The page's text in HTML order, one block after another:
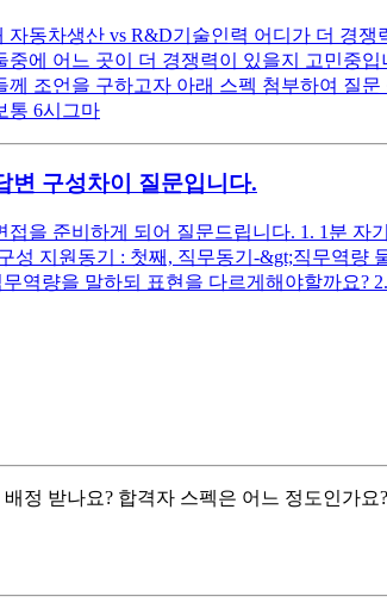
자동차생산 vs R&D기술인력 어디가 더 경
에 어느 곳이 더 경쟁력이 있을지 고민중
조언을 구하고자 아래 스펙 첨부하여 질
통 6시그마
변 구성차이 질문입니다.
을 준비하게 되어 질문드립니다. 1. 1분
성 지원동기 : 첫째, 직무동기-&gt;직무역
역량을 말하되 표현을 다르게해야할까요?
정 받나요? 합격자 스펙은 어느 정도인가